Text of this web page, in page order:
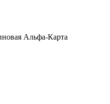
Альфа-Карта